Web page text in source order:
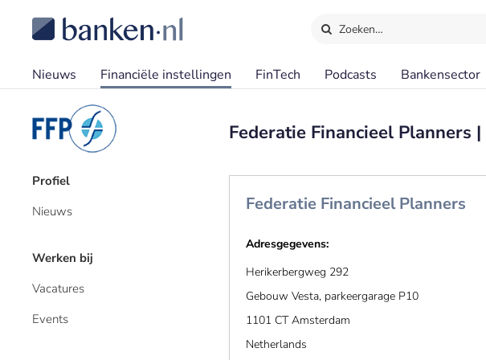
Zoeken…
Nieuws Financiële instellingen FinTech Podcasts Bankensector
Profiel
Nieuws
Werken bij
Vacatures
Events
Federatie Financieel Planners |
Federatie Financieel Planners
Adresgegevens:
Herikerbergweg 292
Gebouw Vesta, parkeergarage P10
1101 CT Amsterdam
Netherlands